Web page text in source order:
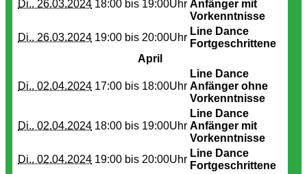
Di.. 26.03.2024 18:00 bis 19:00Uhr Anfänger mit
Vorkenntnisse
Di.. 26.03.2024 19:00 bis 20:00Uhr
Line Dance
Fortgeschrittene
April
Di.. 02.04.2024 17:00 bis 18:00Uhr
Line Dance
Anfänger ohne
Vorkenntnisse
Di.. 02.04.2024 18:00 bis 19:00Uhr
Line Dance
Anfänger mit
Vorkenntnisse
Di.. 02.04.2024 19:00 bis 20:00Uhr
Line Dance
Fortgeschrittene